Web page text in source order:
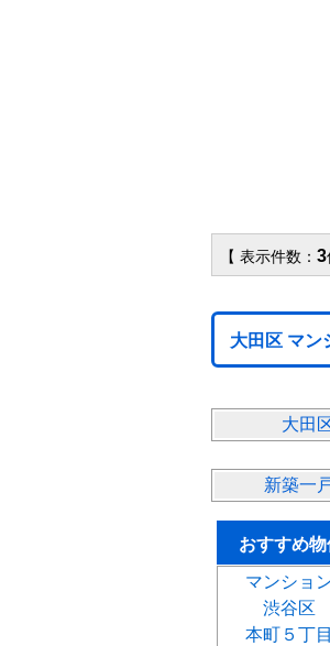
【 表示件数： 3
大田区 マン
大田
新築一
おすすめ
マンショ
渋谷区
本町５丁目